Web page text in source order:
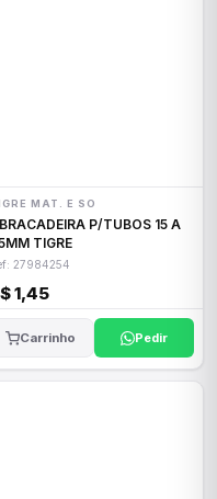
MAT. E SO
P/TUBOS 15 A
TIGRE
27984254
1,45
Carrinho Pedir